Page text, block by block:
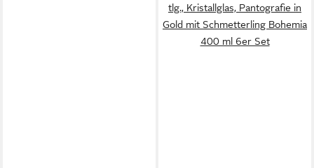
tlg., Kristallglas, Pantografie in
Gold mit Schmetterling Bohemia
400 ml 6er Set